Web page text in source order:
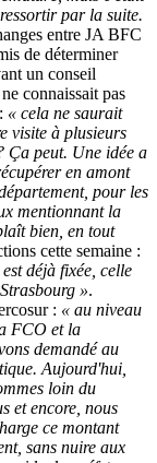
par la suite.
entre JA BFC
de déterminer
un conseil
connaissait pas
« cela ne saurait
visite à plusieurs
Ça peut. Une idée a
en amont
pour les
mentionnant la
bien, en tout
cette semaine :
déjà fixée, celle
».
: « au niveau
FCO et la
demandé au
Aujourd'hui,
loin du
et encore, nous
ce montant
sans nuire aux